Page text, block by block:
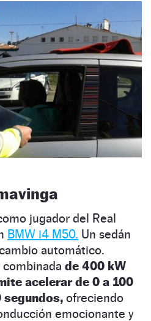
jugador del Real
BMW i4 M50. Un sedán
automático.
de 400 kW
acelerar de 0 a 100
segundos, ofreciendo
emocionante y